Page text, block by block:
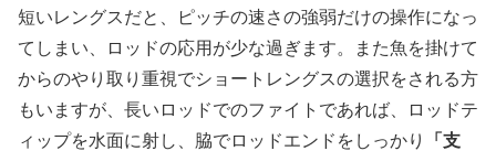
短いレングスだと、ピッチの速さの強弱だけの操作になっ
てしまい、ロッドの応用が少な過ぎます。また魚を掛けて
からのやり取り重視でショートレングスの選択をされる方
もいますが、長いロッドでのファイトであれば、ロッドテ
ィップを水面に射し、脇でロッドエンドをしっかり
「支